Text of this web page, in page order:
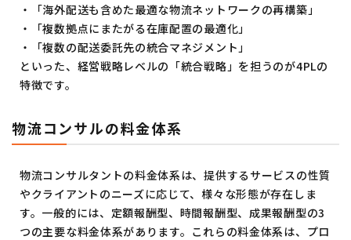
・「海外配送も含めた最適な物流ネットワークの再構築」
・「複数拠点にまたがる在庫配置の最適化」
・「複数の配送委託先の統合マネジメント」
といった、経営戦略レベルの「統合戦略」を担うのが4PLの
特徴です。
物流コンサルの料金体系
物流コンサルタントの料金体系は、提供するサービスの性質
やクライアントのニーズに応じて、様々な形態が存在しま
す。一般的には、定額報酬型、時間報酬型、成果報酬型の3
つの主要な料金体系があります。これらの料金体系は、プロ